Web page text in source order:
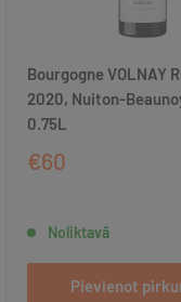
Bourgogne VOLNAY
2020, Nuiton-
0.75L
€60
Noliktavā
Pievienot